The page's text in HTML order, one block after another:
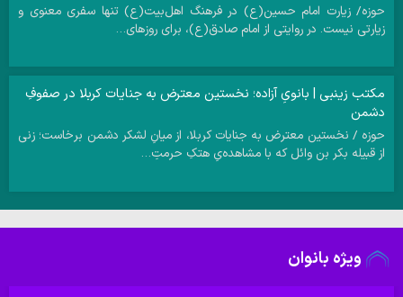
حوزه/ زیارت امام حسین(ع) در فرهنگ اهل‌بیت(ع) تنها سفری معنوی و
زیارتی نیست. در روایتی از امام صادق(ع)، برای روزهای…
مکتب زینبی | بانویِ آزاده؛ نخستین معترض به جنایات کربلا در صفوفِ
دشمن
حوزه / نخستین معترض به جنایات کربلا، از میانِ لشکر دشمن برخاست؛ زنی
از قبیله بکر بن وائل که با مشاهده‌یِ هتکِ حرمتِ…
ویژه بانوان